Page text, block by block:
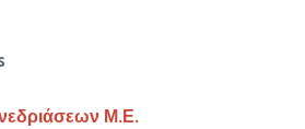
Μ.Ε.